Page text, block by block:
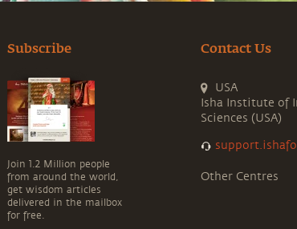
Subscribe
Join 1.2 Million people
from around the world,
get wisdom articles
delivered in the mailbox
for free.
Contact Us
USA
Isha Institute of
Sciences (USA)
Other Centres